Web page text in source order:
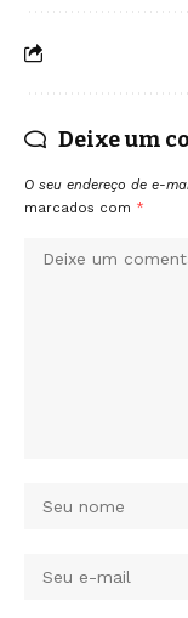
Deixe um
O seu endereço de e-
marcados com *